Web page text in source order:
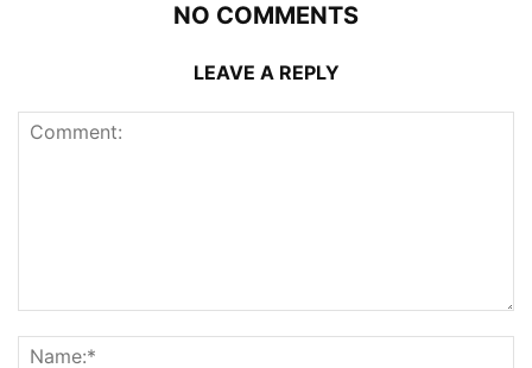
NO COMMENTS
LEAVE A REPLY